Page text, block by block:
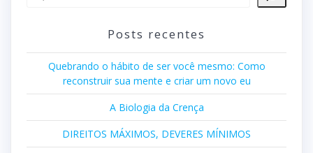
Posts recentes
Quebrando o hábito de ser você mesmo: Como
reconstruir sua mente e criar um novo eu
A Biologia da Crença
DIREITOS MÁXIMOS, DEVERES MÍNIMOS